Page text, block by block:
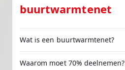
buurtwarmtenet
Wat is een buurtwarmtenet?
Waarom moet 70% deelnemen?